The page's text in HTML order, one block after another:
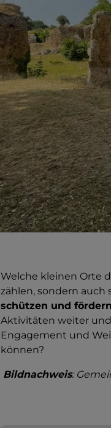
Welche kleinen Orte
zählen, sondern auch
schützen und fördern
Aktivitäten weiter
Engagement und
können?
Bildnachweis: